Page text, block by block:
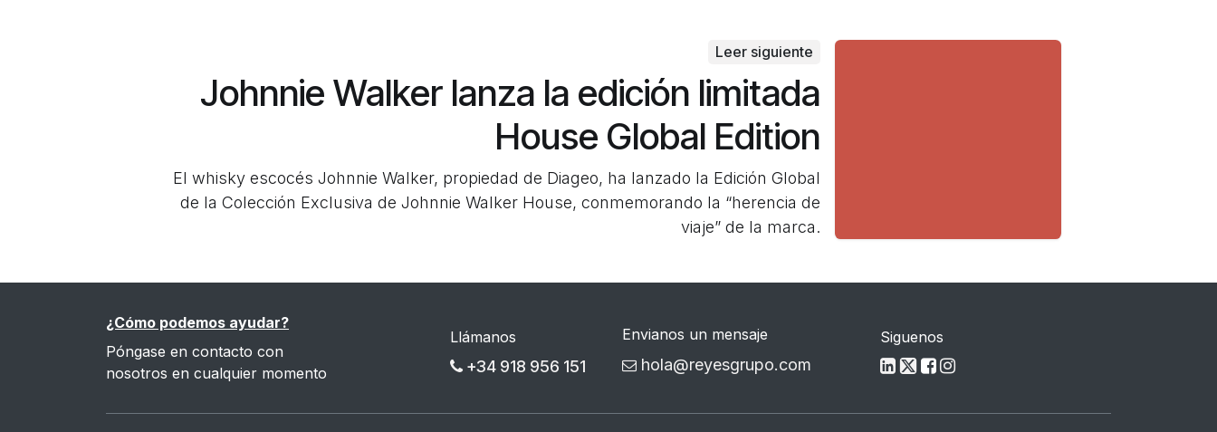
Leer siguiente
Johnnie Walker lanza la edición limitada
House Global Edition
El whisky escocés Johnnie Walker, propiedad de Diageo, ha lanzado la Edición Global
de la Colección Exclusiva de Johnnie Walker House, conmemorando la “herencia de
viaje” de la marca.
¿Cómo podemos ayudar?
Póngase en contacto con
nosotros en cualquier momento
Llámanos
+34 918 956 151
Envianos un mensaje
hola@reyesgrupo.com
Siguenos